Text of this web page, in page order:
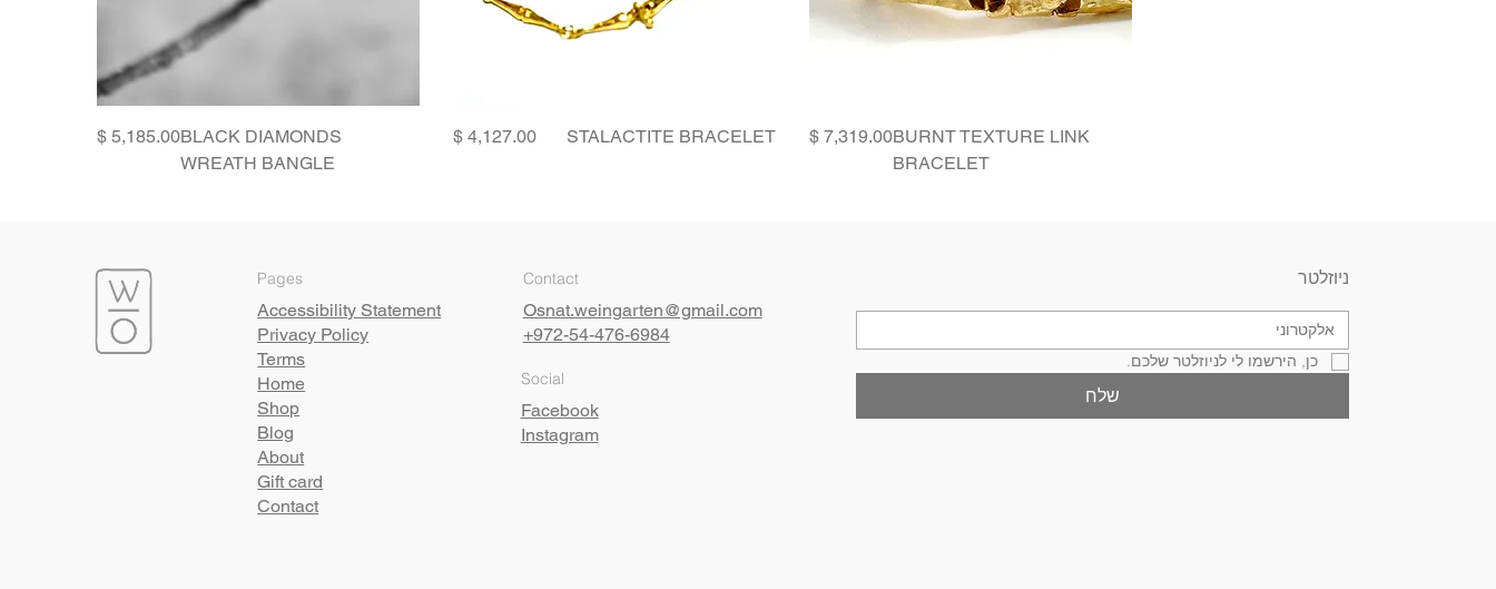
BURNT TEXTURE LINK
BRACELET
Price‏7,319.00 ‏$
STALACTITE BRACELET
Price
BLACK DIAMONDS
WREATH BANGLE
Price
Pages
Accessibility Statement
Privacy Policy
Terms
Home
Shop
Blog
About
Gift card
Contact
Contact
Osnat.weingarten@gmail.com
+972-54-476-6984
Social
Facebook
Instagram
ניוזלטר
כן, הירשמו לי לניוזלטר שלכם.
שלח